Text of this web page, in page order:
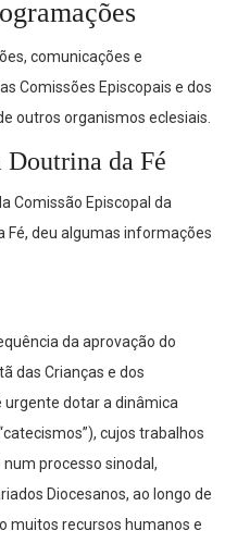
comunicações e
Comissões Episcopais e dos
outros organismos eclesiais.
Doutrina da Fé
Comissão Episcopal da
Fé, deu algumas informações
da aprovação do
das Crianças e dos
urgente dotar a dinâmica
cujos trabalhos
processo sinodal,
Diocesanos, ao longo de
muitos recursos humanos e